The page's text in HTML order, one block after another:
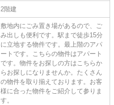
2階建
敷地内にごみ置き場があるので、ご
み出しも便利です。駅まで徒歩15分
に立地する物件です。最上階のアパ
ートです。こちらの物件はアパート
です。物件をお探しの方はこちらか
らお探しになりませんか。たくさん
の物件を取り揃えております。お客
様に合った物件をご紹介して参りま
す。